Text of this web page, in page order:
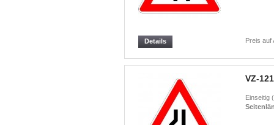
Preis auf
Details
VZ-
Einseitig